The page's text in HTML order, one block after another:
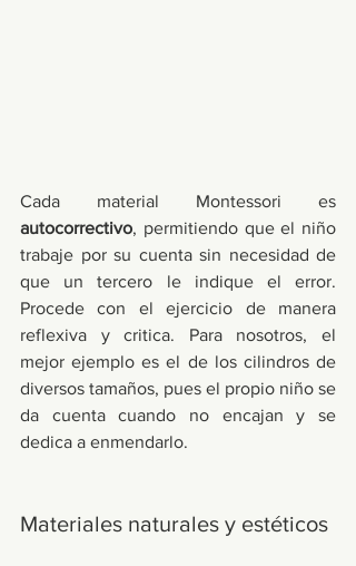
autocorrectivo, permitiendo que el niño
trabaje por su cuenta sin necesidad de
que un tercero le indique el error.
Procede con el ejercicio de manera
reflexiva y critica. Para nosotros, el
mejor ejemplo es el de los cilindros de
diversos tamaños, pues el propio niño se
da cuenta cuando no encajan y se
dedica a enmendarlo.
Materiales naturales y estéticos